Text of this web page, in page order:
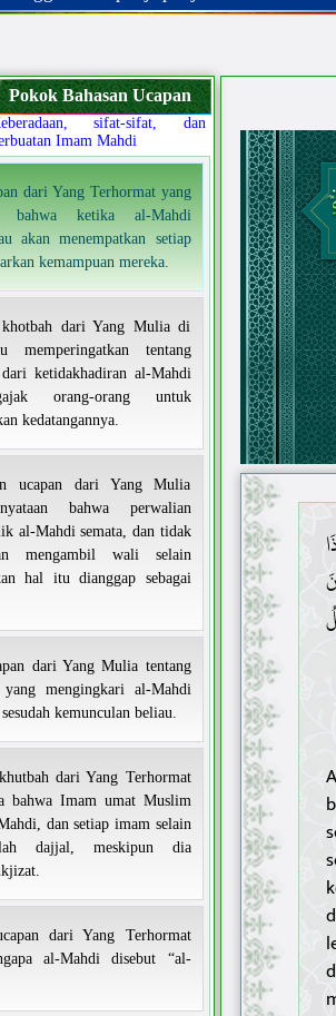
Pokok Bahasan Ucapan
sahabat dan para istri Nabi
mereka
Mahdi
sifat-sifat, dan
Imam Mahdi
dari Yang Terhormat yang
bahwa ketika al-Mahdi
akan menempatkan setiap
kemampuan mereka.
dari Yang Mulia di
memperingatkan tentang
dari ketidakhadiran al-Mahdi
orang-orang untuk
kedatangannya.
ucapan dari Yang Mulia
bahwa perwalian
al-Mahdi semata, dan tidak
mengambil wali selain
hal itu dianggap sebagai
dari Yang Mulia tentang
yang mengingkari al-Mahdi
kemunculan beliau.
dari Yang Terhormat
bahwa Imam umat Muslim
dan setiap imam selain
dajjal, meskipun dia
dari Yang Terhormat
al-Mahdi disebut “al-